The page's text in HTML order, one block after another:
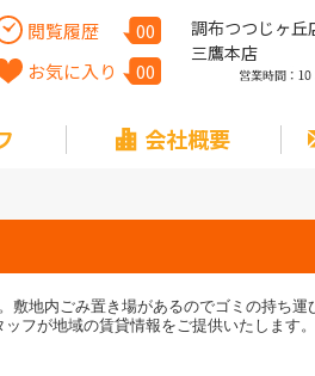
閲覧履歴
00
お気に入り
00
調布つつじヶ丘
三鷹本店
会社概要
敷地内ごみ置き場があるのでゴミの持ち運
フが地域の賃貸情報をご提供いたします